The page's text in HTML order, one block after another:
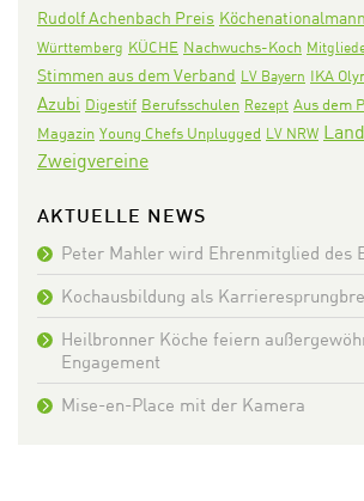
Rudolf Achenbach Preis
Württemberg KÜCHE Nachwuchs-Koch
Stimmen aus dem Verband LV Bayern IKA
Azubi Digestif Berufsschulen Rezept Aus dem
Magazin Young Chefs Unplugged LV NRW
Zweigvereine
AKTUELLE NEWS
Peter Mahler wird Ehrenmitglied des
Kochausbildung als
Heilbronner Köche feiern
Engagement
Mise-en-Place mit der Kamera